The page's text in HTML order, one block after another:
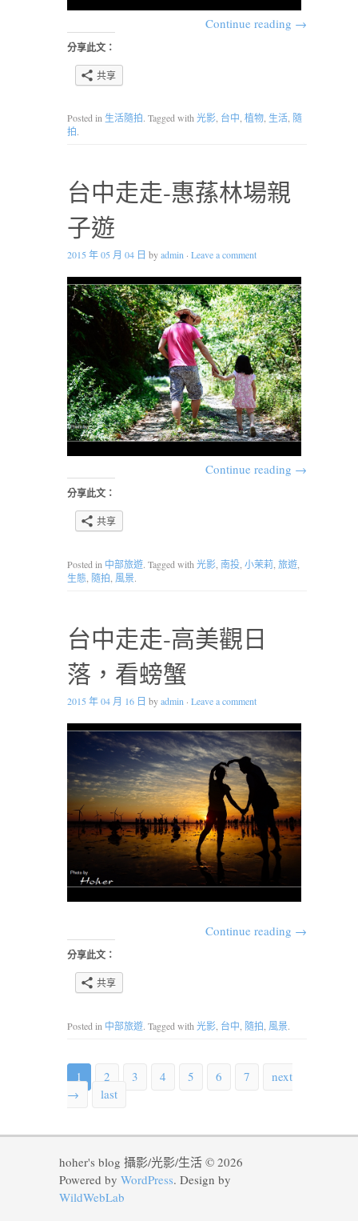
Continue reading →
分享此文：
共享
Posted in 生活隨拍. Tagged with光影, 台中, 植物, 生活, 隨
拍.
台中走走-惠蓀林場親
子遊
2015 年 05 月 04 日 byadmin · Leave a comment
Continue reading →
分享此文：
共享
Posted in 中部旅遊. Tagged with 光影 南投 小茉莉 旅遊
生態 隨拍 風景.
台中走走-高美觀日
落，看螃蟹
2015 年 04 月 16 日 byadmin · Leave a comment
Continue reading →
分享此文：
共享
Posted in 中部旅遊. Tagged with 光影 台中 隨拍 風景.
1 2 3 4 5 6 7
next
→
last
hoher's blog 攝影/光影/生活 © 2026
Powered by WordPress. Design by
WildWebLab